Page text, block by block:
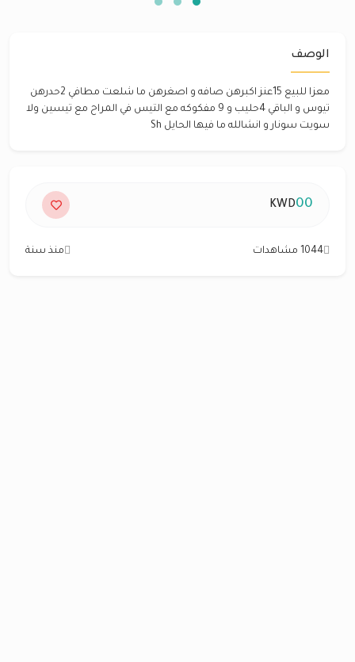
الوصف
معزا للبيع 15عنز اكبرهن صافه و اصغرهن ما شلعت مطافي 2حدرهن
تيوس و الباقي 4حليب و 9 مفكوكه مع التيس في المراح مع تيسين ولا
سويت سونار و انشالله ما فيها الحايل Sh
00
KWD
1044 مشاهدات منذ سنة